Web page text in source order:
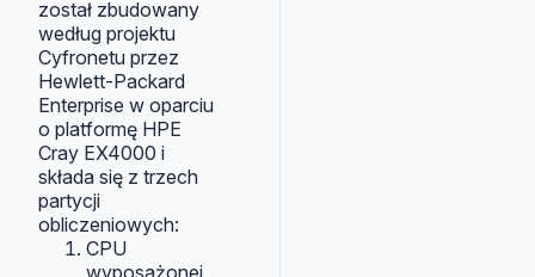
został zbudowany
według projektu
Cyfronetu przez
Hewlett-Packard
Enterprise w oparciu
o platformę HPE
Cray EX4000 i
składa się z trzech
partycji
obliczeniowych:
CPU
wyposażonej